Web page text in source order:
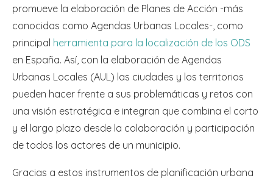
promueve la elaboración de Planes de Acción -más
conocidas como Agendas Urbanas Locales-, como
principal herramienta para la localización de los ODS
en España. Así, con la elaboración de Agendas
Urbanas Locales (AUL) las ciudades y los territorios
pueden hacer frente a sus problemáticas y retos con
una visión estratégica e integran que combina el corto
y el largo plazo desde la colaboración y participación
de todos los actores de un municipio.
Gracias a estos instrumentos de planificación urbana